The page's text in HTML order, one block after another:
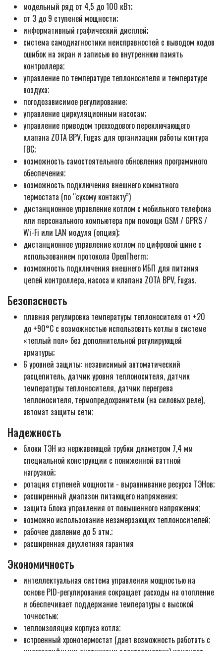
модельный ряд от 4,5 до 100 кВт;
от 3 до 9 ступеней мощности;
информативный графический дисплей;
система самодиагностики неисправностей с выводом кодов
ошибок на экран и записью во внутреннюю память
контроллера;
управление по температуре теплоносителя и температуре
воздуха;
погодозависимое регулирование;
управление циркуляционным насосам;
управление приводом трехходового переключающего
клапана ZOTA BPV, Fugas для организации работы контура
ГВС;
возможность самостоятельного обновления программного
обеспечения;
возможность подключения внешнего комнатного
термостата (по “сухому контакту”)
дистанционное управление котлом с мобильного телефона
или персонального компьютера при помощи GSM / GPRS /
Wi-Fi или LAN модуля (опция);
дистанционное управление котлом по цифровой шине с
использованием протокола OpenTherm;
возможность подключения внешнего ИБП для питания
цепей контроллера, насоса и клапана ZOTA BPV, Fugas.
Безопасность
плавная регулировка температуры теплоносителя от +20
до +90°С с возможностью использовать котлы в системе
«теплый пол» без дополнительной регулирующей
арматуры;
6 уровней защиты: независимый автоматический
расцепитель, датчик уровня теплоносителя, датчик
температуры теплоносителя, датчик перегрева
теплоносителя, термопредохранители (на силовых реле),
автомат защиты сети;
Надежность
блоки ТЭН из нержавеющей трубки диаметром 7,4 мм
специальной конструкции с пониженной ваттной
нагрузкой;
ротация ступеней мощности - выравнивание ресурса ТЭНов;
расширенный диапазон питающего напряжения;
защита блока управления от повышенного напряжения;
возможно использование незамерзающих теплоносителей;
рабочее давление до 5 атм.;
расширенная двухлетняя гарантия
Экономичность
интеллектуальная система управления мощностью на
основе PID-регулирования сокращает расходы на отопление
и обеспечивает поддержание температуры с высокой
точностью;
теплоизоляция корпуса котла;
встроенный хронотермостат (дает возможность работать с